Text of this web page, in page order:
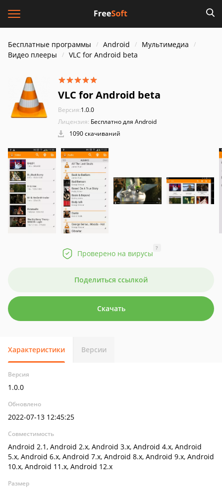
Бесплатные программы Android
Мультимедиа
Видео плееры
VLC for Android beta
VLC for Android beta
Версия:1.0.0
Лицензия: Бесплатно для Android
1090 скачиваний
Проверено на вирусы
?
Поделиться ссылкой
Скачать
Характеристики Версии
Версия
1.0.0
Обновлено
2022-07-13 12:45:25
Совместимость
Android 2.1, Android 2.x, Android 3.x, Android 4.x, Android
5.x, Android 6.x, Android 7.x, Android 8.x, Android 9.x, Android
10.x, Android 11.x, Android 12.x
Размер